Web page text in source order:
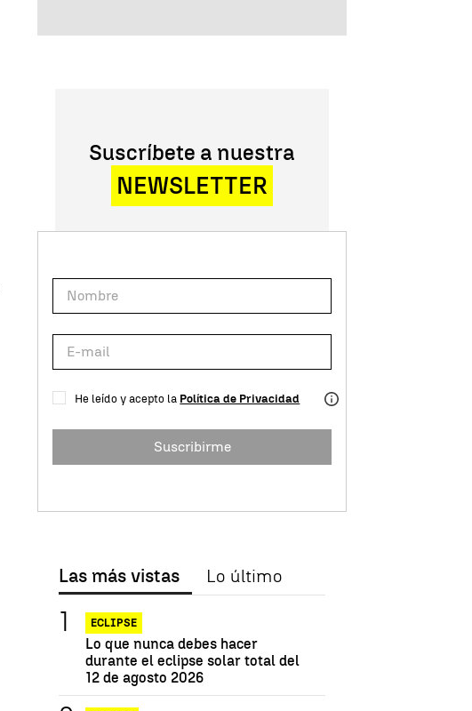
Suscríbete a nuestra
NEWSLETTER
He leído y acepto la Política de Privacidad
Suscribirme
Las más vistas Lo último
ECLIPSE
Lo que nunca debes hacer
durante el eclipse solar total del
12 de agosto 2026